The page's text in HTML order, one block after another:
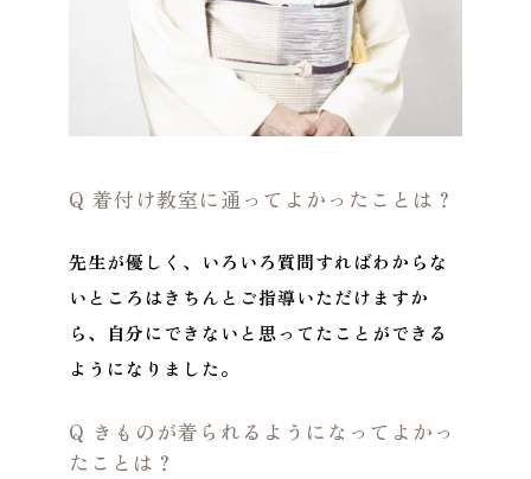
Q 着付け教室に通ってよかったことは？
先生が優しく、いろいろ質問すればわからな
いところはきちんとご指導いただけますか
ら、自分にできないと思ってたことができる
ようになりました。
Q きものが着られるようになってよかっ
たことは？